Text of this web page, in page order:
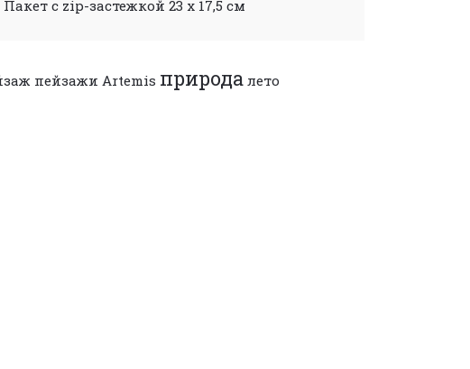
Пакет с zip-застежкой 23 х 17,5 см
пейзажи Artemis природа лето